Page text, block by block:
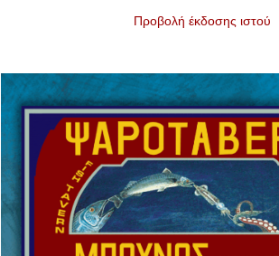
Προβολή έκδοσης ιστού